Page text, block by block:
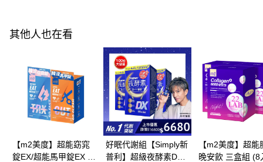
３．未成年的使用者請事先徵得法定代理人或監護人之同意方可使用
「AFTEE先享後付」，若未經同意申辦者引起之損失，本公司不負相關責
４．使用「AFTEE先享後付」時，將依據個別帳號之用戶狀況，依本公司即
時審查核予不同之上限額度；若仍有額度不足之情形，本公司將視審查結果
請求用戶進行身份認證。
５．嚴禁一人註冊多個帳號或使用他人資訊註冊。若發現惡意使用之情形，
恩沛科技股份有限公司將有權停止該用戶之使用額度並採取法律行動。
宅配
每筆NT$100，滿NT$600(含以上)免運費
離島配送
每筆NT$150，滿NT$1,500(含以上)免運費
海外配送 查看運費
海外配送(馬來西亞) 查看運費
其他人也在看
【m2美度】超能窈窕
錠EX/超能馬甲錠EX 買
好眠代謝組【Simply新
普利】超級夜酵素DX
【m2美度】超能
晚安飲 三盒組 (8